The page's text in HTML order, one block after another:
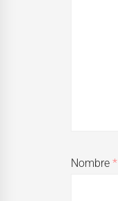
Nombre*